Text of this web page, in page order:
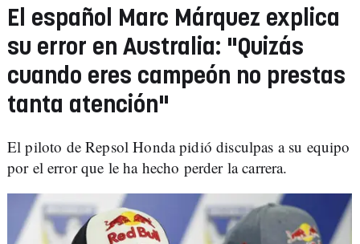
El español Marc Márquez explica
su error en Australia: "Quizás
cuando eres campeón no prestas
tanta atención"
El piloto de Repsol Honda pidió disculpas a su equipo
por el error que le ha hecho perder la carrera.